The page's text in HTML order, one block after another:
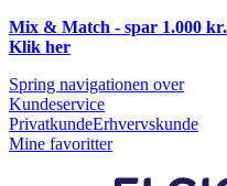
Mix & Match - spar 1.000
Klik her
Spring navigationen over
Kundeservice
PrivatkundeErhvervskunde
Mine favoritter